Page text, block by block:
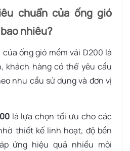
chuẩn của ống gió
nhiêu?
ống gió mềm vải D200 là
khách hàng có thể yêu cầu
nhu cầu sử dụng và đơn vị
là lựa chọn tối ưu cho các
thiết kế linh hoạt, độ bền
ứng hiệu quả nhiều môi